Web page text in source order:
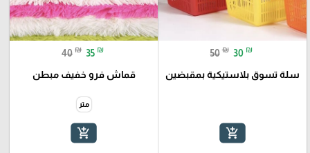
50 ₪ 30 ₪
سلة تسوق بلاستيكية بمقبضين
add_shopping_cart
40 ₪ 35 ₪
قماش فرو خفيف مبطن
متر
add_shopping_cart